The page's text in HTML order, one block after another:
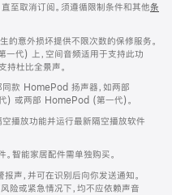
至取消订阅。须遵循限制条件和其他条
意外损坏提供不限次数的保修服务。
代) 上，空间音频适用于支持此功
持杜比全景声。
款 HomePod 扬声器，如两部
) 或两部 HomePod (第一代)。
播放功能并运行最新隔空播放软件
智能家居配件需单独购买。
声，并可在识别后向你发送通知。
险或紧急情况下，均不应依赖声音